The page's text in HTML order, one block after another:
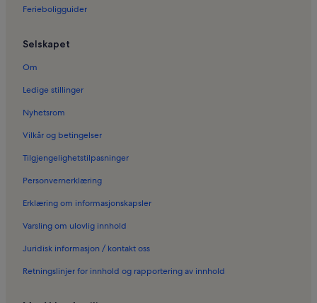
Ferieboliger i Pullach im Isartal
Ferieboliger i Isar Tor
Ferieboliger i Augustiner Keller
Ferieboliger i Englischer Garten
Ferieboliger i Viktualienmarkt
Ferieboliger i Lochham
Ferieboliger i Dachau
Ferieboliger i Obergiesing
Ferieboligguider
Selskapet
Om
Ledige stillinger
Nyhetsrom
Vilkår og betingelser
Tilgjengelighetstilpasninger
Personvernerklæring
Erklæring om informasjonskapsler
Varsling om ulovlig innhold
Juridisk informasjon / kontakt oss
Retningslinjer for innhold og rapportering av innhold